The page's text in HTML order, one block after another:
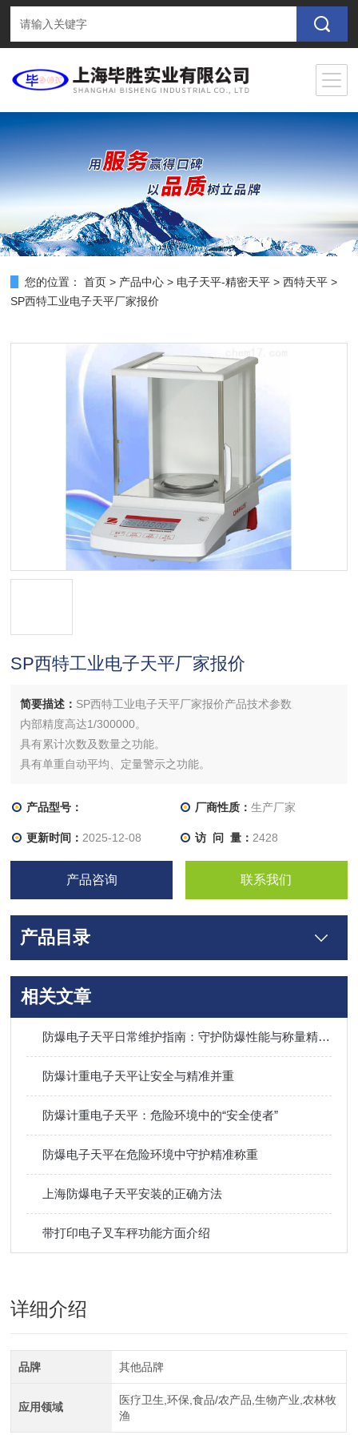
您的位置： 首页 > 产品中心 > 电子天平-精密天平 >西特天平 >
SP西特工业电子天平厂家报价
SP西特工业电子天平厂家报价
简要描述： SP西特工业电子天平厂家报价产品技术参数
内部精度高达1/300000。
具有累计次数及数量之功能。
具有单重自动平均、定量警示之功能。
产品型号： 厂商性质： 生产厂家
更新时间： 2025-12-08 访 问 量： 2428
产品咨询 联系我们
产品目录
相关文章
防爆电子天平日常维护指南：守护防爆性能与称量精度的双重核心
防爆计重电子天平让安全与精准并重
防爆计重电子天平：危险环境中的“安全使者”
防爆电子天平在危险环境中守护精准称重
上海防爆电子天平安装的正确方法
带打印电子叉车秤功能方面介绍
详细介绍
品牌 其他品牌
应用领域
医疗卫生,环保,食品/农产品,生物产业,农林牧
渔